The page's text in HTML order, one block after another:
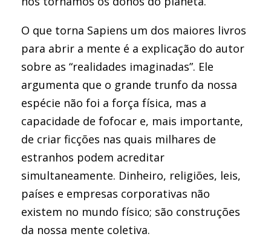
O que torna Sapiens um dos maiores livros
para abrir a mente é a explicação do autor
sobre as “realidades imaginadas”. Ele
argumenta que o grande trunfo da nossa
espécie não foi a força física, mas a
capacidade de fofocar e, mais importante,
de criar ficções nas quais milhares de
estranhos podem acreditar
simultaneamente. Dinheiro, religiões, leis,
países e empresas corporativas não
existem no mundo físico; são construções
da nossa mente coletiva.